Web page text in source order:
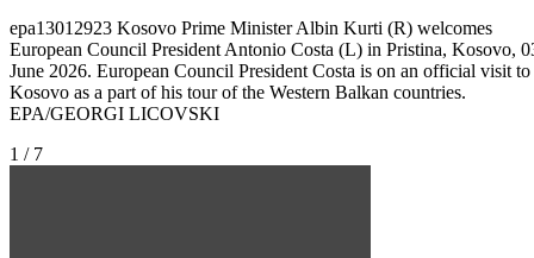
epa13012923 Kosovo Prime Minister Albin Kurti (R) welcomes
European Council President Antonio Costa (L) in Pristina, Kosovo,
June 2026. European Council President Costa is on an official visit to
Kosovo as a part of his tour of the Western Balkan countries.
EPA/GEORGI LICOVSKI
1 / 7